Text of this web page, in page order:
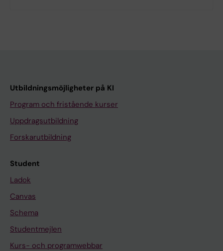
Utbildningsmöjligheter på KI
Program och fristående kurser
Uppdragsutbildning
Forskarutbildning
Student
Ladok
Canvas
Schema
Studentmejlen
Kurs- och programwebbar